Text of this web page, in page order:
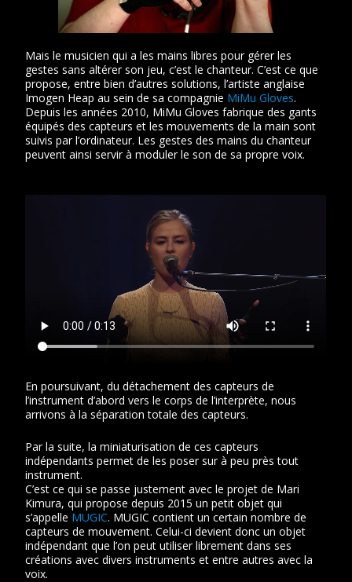
Mais le musicien qui a les mains libres pour gérer les
gestes sans altérer son jeu, c’est le chanteur. C’est ce que
propose, entre bien d’autres solutions, l’artiste anglaise
Imogen Heap au sein de sa compagnie MiMu Gloves.
Depuis les années 2010, MiMu Gloves fabrique des gants
équipés des capteurs et les mouvements de la main sont
suivis par l’ordinateur. Les gestes des mains du chanteur
peuvent ainsi servir à moduler le son de sa propre voix.
En poursuivant, du détachement des capteurs de
l’instrument d’abord vers le corps de l’interprète, nous
arrivons à la séparation totale des capteurs.
Par la suite, la miniaturisation de ces capteurs
indépendants permet de les poser sur à peu près tout
instrument.
C’est ce qui se passe justement avec le projet de Mari
Kimura, qui propose depuis 2015 un petit objet qui
s’appelle MUGIC. MUGIC contient un certain nombre de
capteurs de mouvement. Celui-ci devient donc un objet
indépendant que l’on peut utiliser librement dans ses
créations avec divers instruments et entre autres avec la
voix.